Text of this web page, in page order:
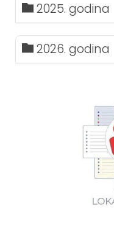
2025. godina
2026. godina